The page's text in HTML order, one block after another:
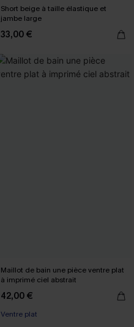
Short beige à taille élastique et
jambe large
33,00 €
Maillot de bain une pièce ventre plat
à imprimé ciel abstrait
42,00 €
Ventre plat